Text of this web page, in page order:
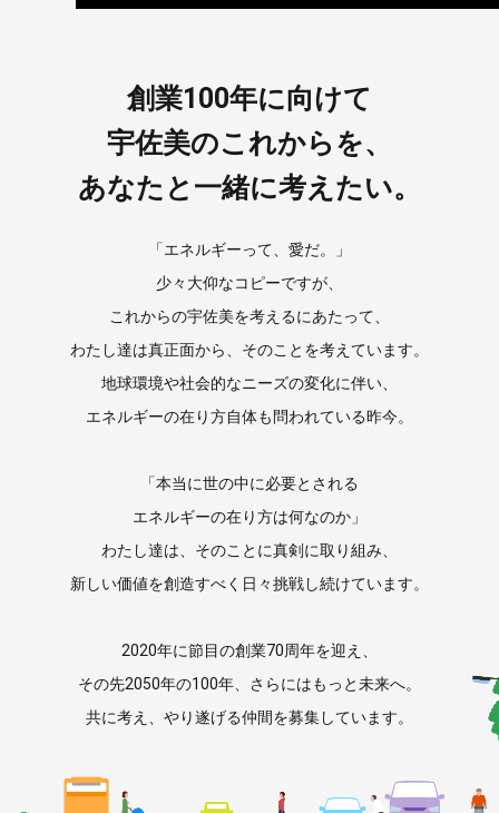
創業100年に向けて
宇佐美のこれからを、
あなたと一緒に考えたい。
「エネルギーって、愛だ。」
少々大仰なコピーですが、
これからの宇佐美を考えるにあたって、
わたし達は真正面から、そのことを考えています。
地球環境や社会的なニーズの変化に伴い、
エネルギーの在り方自体も問われている昨今。
「本当に世の中に必要とされる
エネルギーの在り方は何なのか」
わたし達は、そのことに真剣に取り組み、
新しい価値を創造すべく日々挑戦し続けています。
2020年に節目の創業70周年を迎え、
その先2050年の100年、さらにはもっと未来へ。
共に考え、やり遂げる仲間を募集しています。